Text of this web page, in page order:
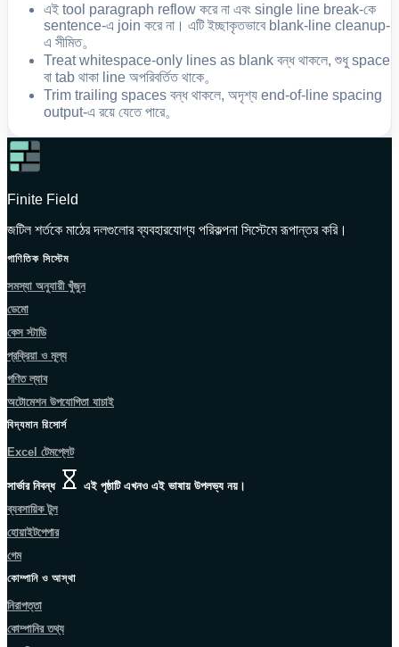
এই tool paragraph reflow করে না এবং single line break-কে
sentence-এ join করে না। এটি ইচ্ছাকৃতভাবে blank-line cleanup-
এ সীমিত。
Treat whitespace-only lines as blank বন্ধ থাকলে, শুধু space
বা tab থাকা line অপরিবর্তিত থাকে。
Trim trailing spaces বন্ধ থাকলে, অদৃশ্য end-of-line spacing
output-এ রয়ে যেতে পারে。
Finite Field
জটিল শর্তকে মাঠের দলগুলোর ব্যবহারযোগ্য পরিকল্পনা সিস্টেমে রূপান্তর করি।
গাণিতিক সিস্টেম
সমস্যা অনুযায়ী খুঁজুন
ডেমো
কেস স্টাডি
প্রক্রিয়া ও মূল্য
গণিত ল্যাব
অটোমেশন উপযোগিতা যাচাই
বিদ্যমান রিসোর্স
Excel টেমপ্লেট
সার্ভার নিবন্ধ
এই পৃষ্ঠাটি এখনও এই ভাষায় উপলভ্য নয়।
ব্যবসায়িক টুল
হোয়াইটপেপার
গেম
কোম্পানি ও আস্থা
নিরাপত্তা
কোম্পানির তথ্য